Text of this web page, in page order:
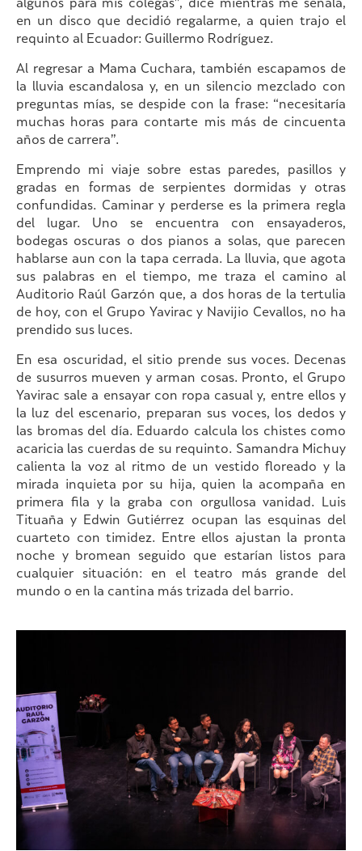
algunos para mis colegas”, dice mientras me señala,
en un disco que decidió regalarme, a quien trajo el
requinto al Ecuador: Guillermo Rodríguez.
Al regresar a Mama Cuchara, también escapamos de
la lluvia escandalosa y, en un silencio mezclado con
preguntas mías, se despide con la frase: “necesitaría
muchas horas para contarte mis más de cincuenta
años de carrera”.
Emprendo mi viaje sobre estas paredes, pasillos y
gradas en formas de serpientes dormidas y otras
confundidas. Caminar y perderse es la primera regla
del lugar. Uno se encuentra con ensayaderos,
bodegas oscuras o dos pianos a solas, que parecen
hablarse aun con la tapa cerrada. La lluvia, que agota
sus palabras en el tiempo, me traza el camino al
Auditorio Raúl Garzón que, a dos horas de la tertulia
de hoy, con el Grupo Yavirac y Navijio Cevallos, no ha
prendido sus luces.
En esa oscuridad, el sitio prende sus voces. Decenas
de susurros mueven y arman cosas. Pronto, el Grupo
Yavirac sale a ensayar con ropa casual y, entre ellos y
la luz del escenario, preparan sus voces, los dedos y
las bromas del día. Eduardo calcula los chistes como
acaricia las cuerdas de su requinto. Samandra Michuy
calienta la voz al ritmo de un vestido floreado y la
mirada inquieta por su hija, quien la acompaña en
primera fila y la graba con orgullosa vanidad. Luis
Tituaña y Edwin Gutiérrez ocupan las esquinas del
cuarteto con timidez. Entre ellos ajustan la pronta
noche y bromean seguido que estarían listos para
cualquier situación: en el teatro más grande del
mundo o en la cantina más trizada del barrio.